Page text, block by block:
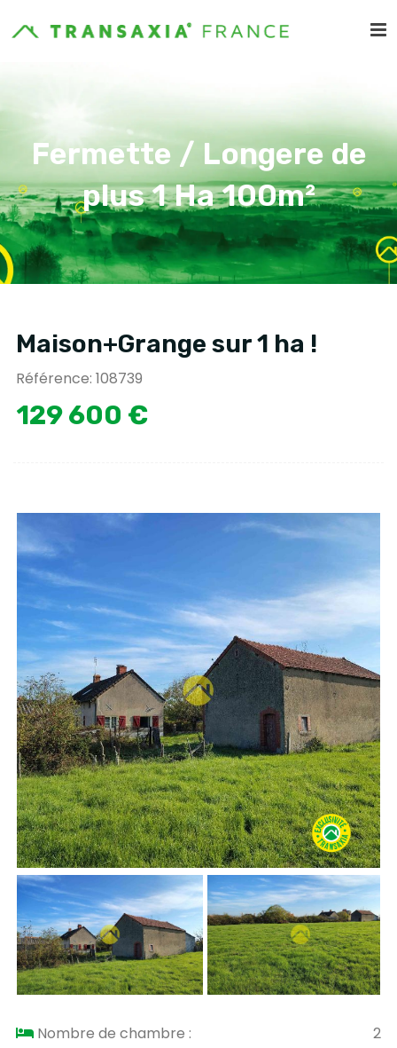
Fermette / Longere de
plus 1 Ha 100m²
Maison+Grange sur 1 ha !
Référence: 108739
129 600 €
Nombre de chambre :
2